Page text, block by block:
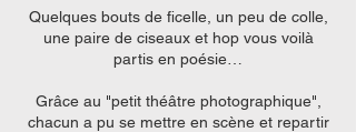
Quelques bouts de ficelle, un peu de colle,
une paire de ciseaux et hop vous voilà
partis en poésie…
Grâce au "petit théâtre photographique",
chacun a pu se mettre en scène et repartir